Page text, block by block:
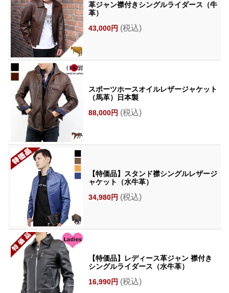
革ジャン襟付きシングルライダース（牛
革）
43,000円 (税込)
スポーツホースオイルレザージャケット
（馬革）日本製
88,000円 (税込)
【特価品】スタンド襟シングルレザージ
ャケット（水牛革）
34,980円 (税込)
【特価品】レディース革ジャン 襟付き
シングルライダース（水牛革）
16,990円 (税込)